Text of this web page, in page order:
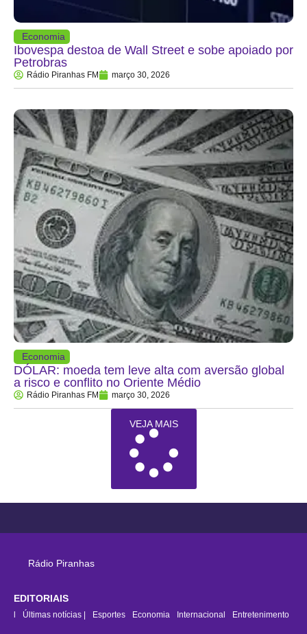
Economia
Ibovespa destoa de Wall Street e sobe apoiado por
Petrobras
Rádio Piranhas FM março 30, 2026
Economia
DÓLAR: moeda tem leve alta com aversão global
a risco e conflito no Oriente Médio
Rádio Piranhas FM março 30, 2026
VEJA MAIS
Rádio Piranhas
EDITORIAIS
Últimas notícias | Esportes Economia Internacional Entretenimento